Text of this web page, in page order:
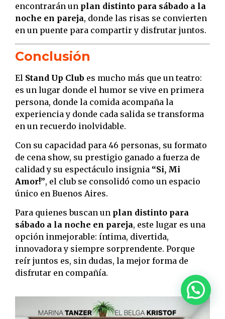
encontrarán un plan distinto para sábado a la
noche en pareja, donde las risas se convierten
en un puente para compartir y disfrutar juntos.
Conclusión
El Stand Up Club es mucho más que un teatro:
es un lugar donde el humor se vive en primera
persona, donde la comida acompaña la
experiencia y donde cada salida se transforma
en un recuerdo inolvidable.
Con su capacidad para 46 personas, su formato
de cena show, su prestigio ganado a fuerza de
calidad y su espectáculo insignia “Si, Mi
Amor!”, el club se consolidó como un espacio
único en Buenos Aires.
Para quienes buscan un plan distinto para
sábado a la noche en pareja, este lugar es una
opción inmejorable: íntima, divertida,
innovadora y siempre sorprendente. Porque
reír juntos es, sin dudas, la mejor forma de
disfrutar en compañía.